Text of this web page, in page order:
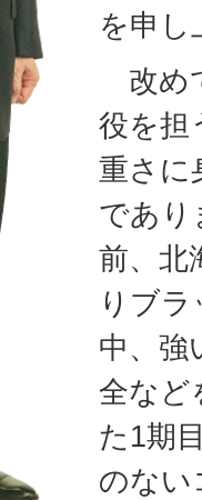
を申し
改め
役を担
重さに
であり
前、北
りブ
中、強
全など
た1期
のない